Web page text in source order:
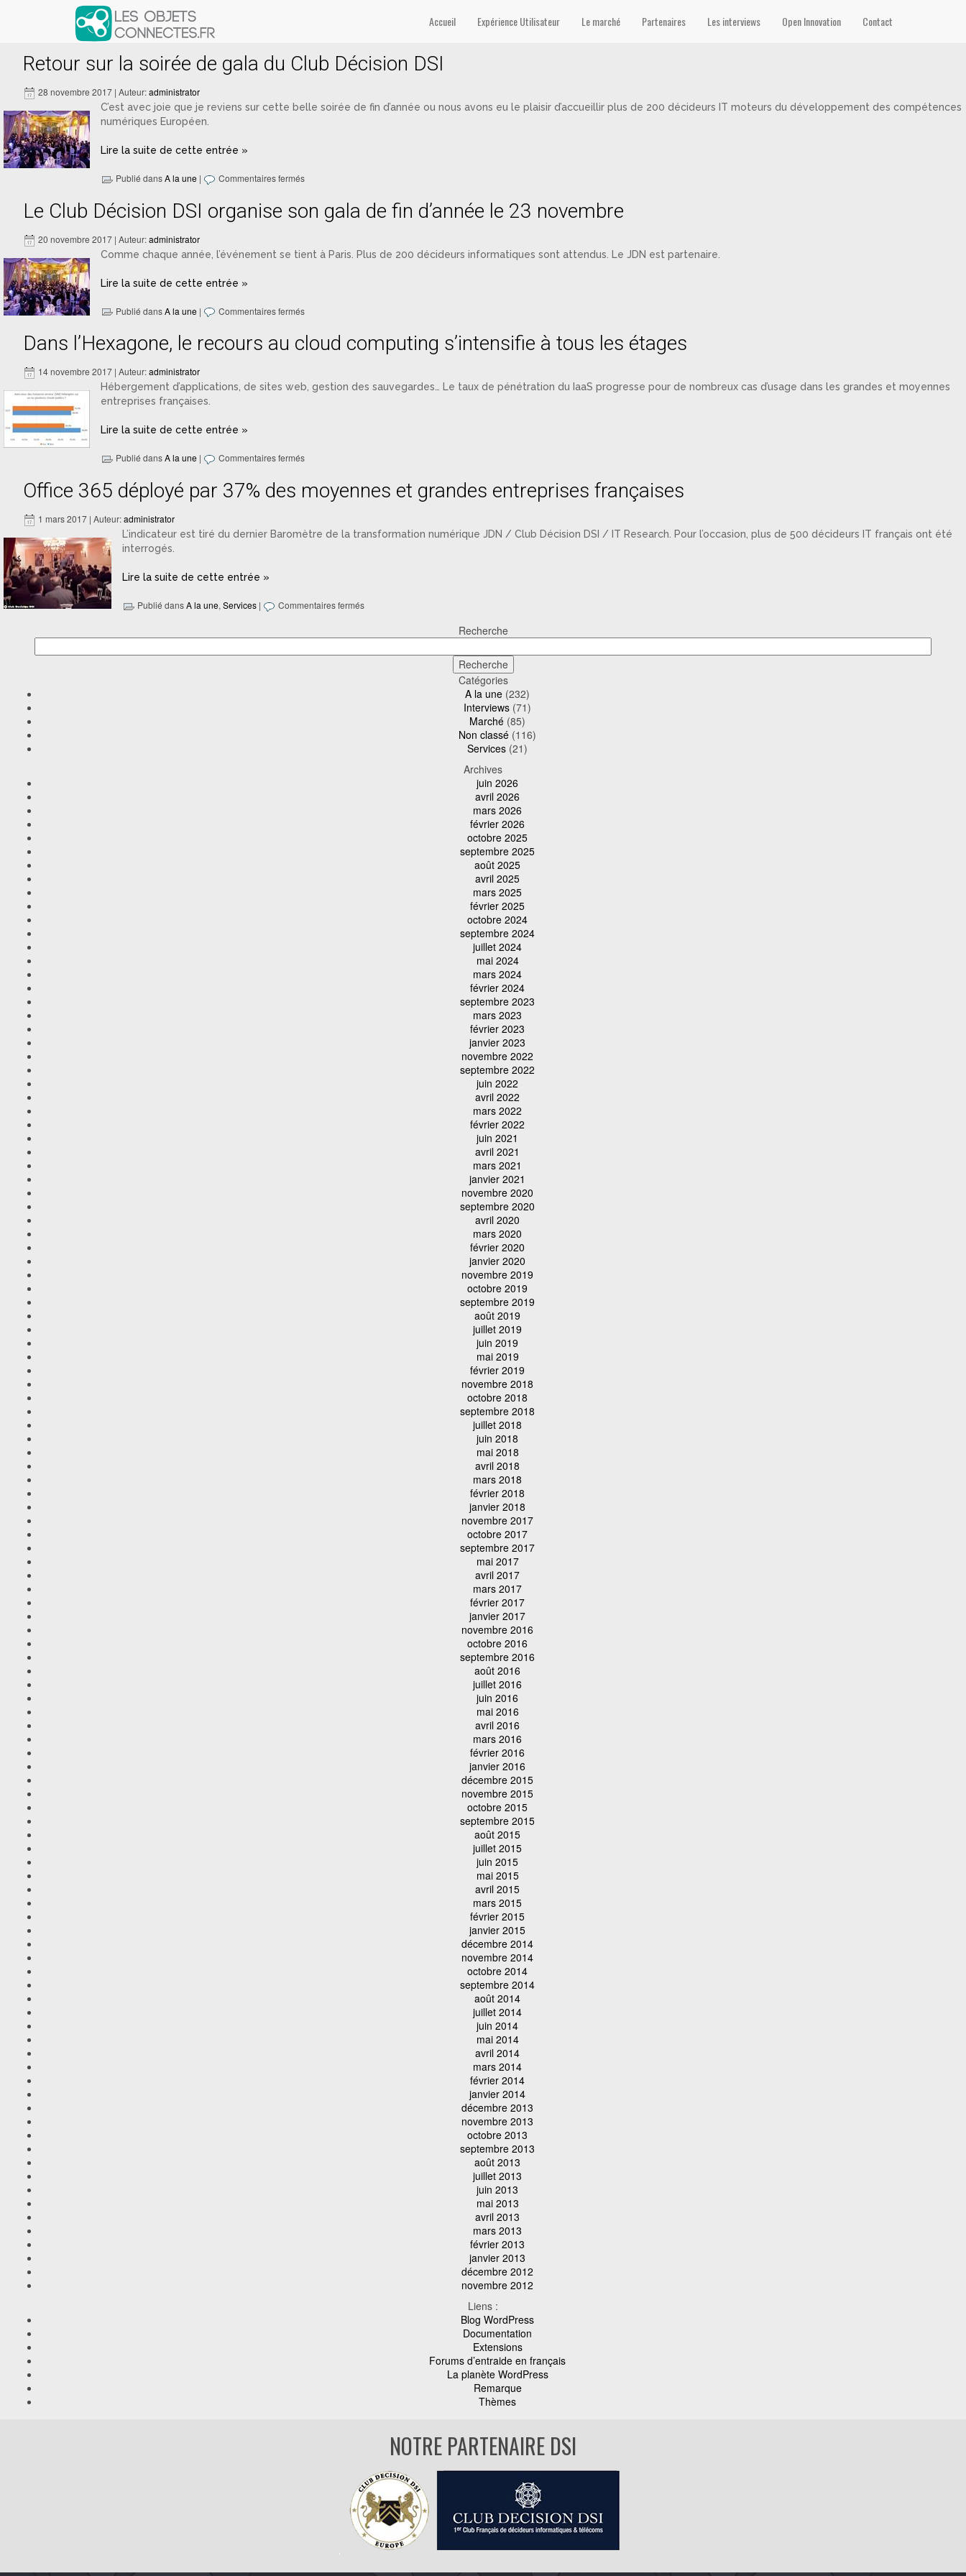
Accueil Expérience Utilisateur Le marché Partenaires Les interviews Open Innovation Contact
Articles avec le tag ‘it research’
Retour sur la soirée de gala du Club Décision DSI
28 novembre 2017 | Auteur:administrator
C’est avec joie que je reviens sur cette belle soirée de fin d’année ou nous avons eu le plaisir d’accueillir plus de 200 décideurs IT moteurs du développement des compétences
numériques Européen.
Lire la suite de cette entrée »
Publié dansA la une | Commentaires fermés
Le Club Décision DSI organise son gala de fin d’année le 23 novembre
20 novembre 2017 | Auteur:administrator
Comme chaque année, l’événement se tient à Paris. Plus de 200 décideurs informatiques sont attendus. Le JDN est partenaire.
Lire la suite de cette entrée »
Publié dansA la une | Commentaires fermés
Dans l’Hexagone, le recours au cloud computing s’intensifie à tous les étages
14 novembre 2017 | Auteur:administrator
Hébergement d’applications, de sites web, gestion des sauvegardes… Le taux de pénétration du IaaS progresse pour de nombreux cas d’usage dans les grandes et moyennes
entreprises françaises.
Lire la suite de cette entrée »
Publié dansA la une | Commentaires fermés
Office 365 déployé par 37% des moyennes et grandes entreprises françaises
1 mars 2017 | Auteur:administrator
L’indicateur est tiré du dernier Baromètre de la transformation numérique JDN / Club Décision DSI / IT Research. Pour l’occasion, plus de 500 décideurs IT français ont été
interrogés.
Lire la suite de cette entrée »
Publié dansA la une, Services | Commentaires fermés
Recherche
Catégories
A la une (232)
Interviews (71)
Marché (85)
Non classé (116)
Services (21)
Archives
juin 2026
avril 2026
mars 2026
février 2026
octobre 2025
septembre 2025
août 2025
avril 2025
mars 2025
février 2025
octobre 2024
septembre 2024
juillet 2024
mai 2024
mars 2024
février 2024
septembre 2023
mars 2023
février 2023
janvier 2023
novembre 2022
septembre 2022
juin 2022
avril 2022
mars 2022
février 2022
juin 2021
avril 2021
mars 2021
janvier 2021
novembre 2020
septembre 2020
avril 2020
mars 2020
février 2020
janvier 2020
novembre 2019
octobre 2019
septembre 2019
août 2019
juillet 2019
juin 2019
mai 2019
février 2019
novembre 2018
octobre 2018
septembre 2018
juillet 2018
juin 2018
mai 2018
avril 2018
mars 2018
février 2018
janvier 2018
novembre 2017
octobre 2017
septembre 2017
mai 2017
avril 2017
mars 2017
février 2017
janvier 2017
novembre 2016
octobre 2016
septembre 2016
août 2016
juillet 2016
juin 2016
mai 2016
avril 2016
mars 2016
février 2016
janvier 2016
décembre 2015
novembre 2015
octobre 2015
septembre 2015
août 2015
juillet 2015
juin 2015
mai 2015
avril 2015
mars 2015
février 2015
janvier 2015
décembre 2014
novembre 2014
octobre 2014
septembre 2014
août 2014
juillet 2014
juin 2014
mai 2014
avril 2014
mars 2014
février 2014
janvier 2014
décembre 2013
novembre 2013
octobre 2013
septembre 2013
août 2013
juillet 2013
juin 2013
mai 2013
avril 2013
mars 2013
février 2013
janvier 2013
décembre 2012
novembre 2012
Liens :
Blog WordPress
Documentation
Extensions
Forums d’entraide en français
La planète WordPress
Remarque
Thèmes
NOTRE PARTENAIRE DSI